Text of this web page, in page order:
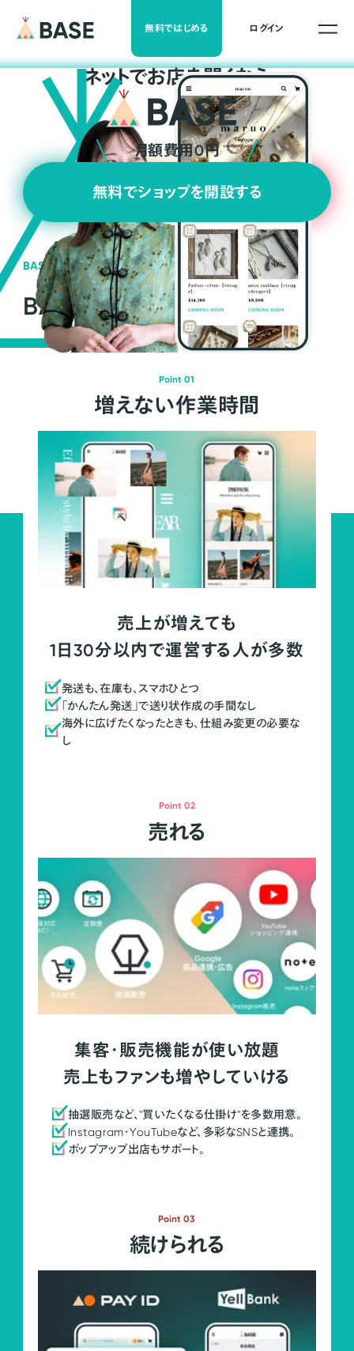
無料ではじめる ログイン
ネットでお店を開くなら
月額費用0円
無料でショップを開設する
BASEの強み
BASEが強い3つの理由
Point 01
増えない作業時間
売上が増えても
1日30分以内で運営する人が多数
発送も、在庫も、スマホひとつ
「かんたん発送」で送り状作成の手間なし
海外に広げたくなったときも、仕組み変更の必要な
し
Point 02
売れる
集客・販売機能が使い放題
売上もファンも増やしていける
抽選販売など、"買いたくなる仕掛け"を多数用意。
Instagram・YouTubeなど、多彩なSNSと連携。
ポップアップ出店もサポート。
Point 03
続けられる